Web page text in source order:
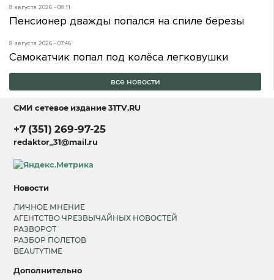
8 августа 2026 - 08:11
Пенсионер дважды попался на спиле березы
8 августа 2026 - 07:46
Самокатчик попал под колёса легковушки
все новости
СМИ сетевое издание31TV.RU
+7 (351) 269-97-25
redaktor_31@mail.ru
Новости
ЛИЧНОЕ МНЕНИЕ
АГЕНТСТВО ЧРЕЗВЫЧАЙНЫХ НОВОСТЕЙ
РАЗВОРОТ
РАЗБОР ПОЛЕТОВ
BEAUTYTIME
Дополнительно